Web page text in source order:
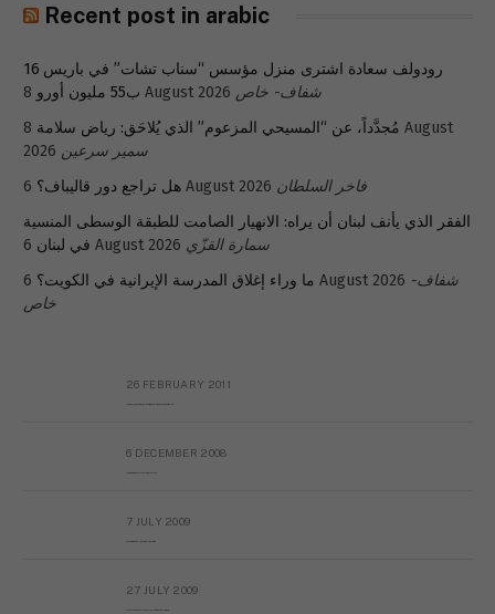
Recent post in arabic
رودولف سعادة اشترى منزل مؤسس “سناب تشات” في باريس 16
ب55 مليون أورو 8 August 2026 شفاف- خاص
مُجدَّداً، عن “المسيحي المزعوم” الذي يُلاحَق: رياض سلامة 8 August
2026 سمير سرعين
هل تراجع دور قاليباف؟ 6 August 2026 فاخر السلطان
الفقر الذي يأنف لبنان أن يراه: الانهيار الصامت للطبقة الوسطى المنسية
في لبنان 6 August 2026 سمارة القزّي
ما وراء إغلاق المدرسة الإيرانية في الكويت؟ 6 August 2026 شفاف-
خاص
26 FEBRUARY 2011
6 DECEMBER 2008
7 JULY 2009
27 JULY 2009